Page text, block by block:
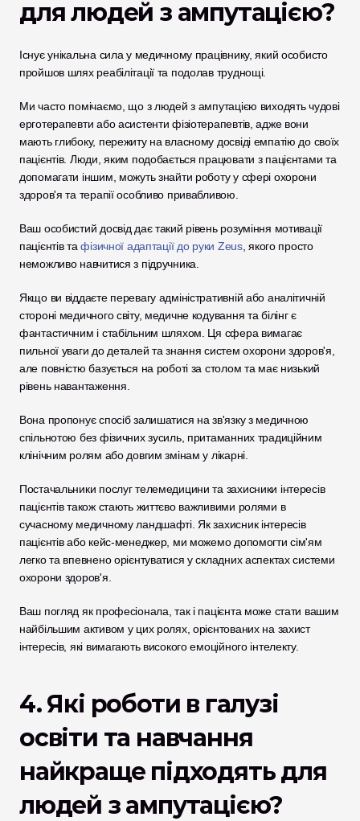
для людей з ампутацією?
Існує унікальна сила у медичному працівнику, який особисто
пройшов шлях реабілітації та подолав труднощі.
Ми часто помічаємо, що з людей з ампутацією виходять чудові
ерготерапевти або асистенти фізіотерапевтів, адже вони
мають глибоку, пережиту на власному досвіді емпатію до своїх
пацієнтів. Люди, яким подобається працювати з пацієнтами та
допомагати іншим, можуть знайти роботу у сфері охорони
здоров'я та терапії особливо привабливою.
Ваш особистий досвід дає такий рівень розуміння мотивації
пацієнтів та фізичної адаптації до руки Zeus, якого просто
неможливо навчитися з підручника.
Якщо ви віддаєте перевагу адміністративній або аналітичній
стороні медичного світу, медичне кодування та білінг є
фантастичним і стабільним шляхом. Ця сфера вимагає
пильної уваги до деталей та знання систем охорони здоров'я,
але повністю базується на роботі за столом та має низький
рівень навантаження.
Вона пропонує спосіб залишатися на зв'язку з медичною
спільнотою без фізичних зусиль, притаманних традиційним
клінічним ролям або довгим змінам у лікарні.
Постачальники послуг телемедицини та захисники інтересів
пацієнтів також стають життєво важливими ролями в
сучасному медичному ландшафті. Як захисник інтересів
пацієнтів або кейс-менеджер, ми можемо допомогти сім'ям
легко та впевнено орієнтуватися у складних аспектах системи
охорони здоров'я.
Ваш погляд як професіонала, так і пацієнта може стати вашим
найбільшим активом у цих ролях, орієнтованих на захист
інтересів, які вимагають високого емоційного інтелекту.
4. Які роботи в галузі
освіти та навчання
найкраще підходять для
людей з ампутацією?